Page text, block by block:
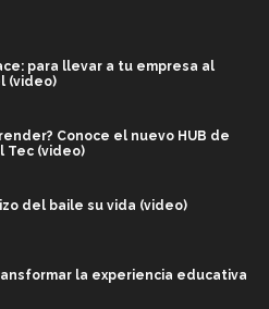
para llevar a tu empresa al
(video)
Conoce el nuevo HUB de
Tec (video)
del baile su vida (video)
la experiencia educativa